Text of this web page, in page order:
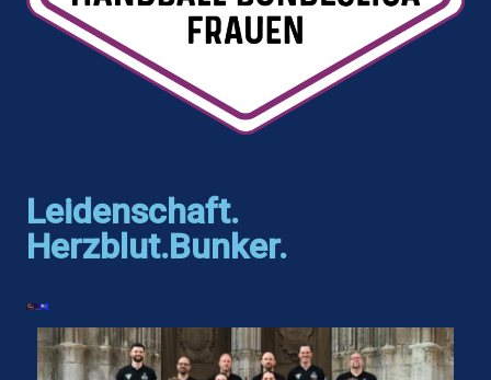
Leidenschaft.
Herzblut.Bunker.